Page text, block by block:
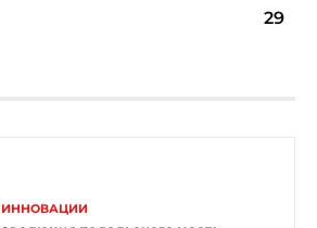
29
ИННОВАЦИИ